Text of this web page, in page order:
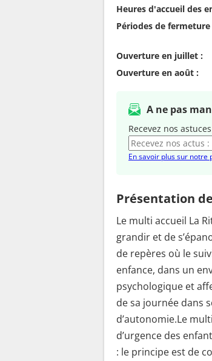
Heures d'accueil des
Périodes de fermeture
Ouverture en juillet :
Ouverture en août :
A ne pas
Recevez nos
En savoir plus sur
Présentation
Le multi accueil La
grandir et de
de repères où le
enfance, dans un
psychologique et
de sa journée dans
d’autonomie.Le
d’urgence des
: le principe est de